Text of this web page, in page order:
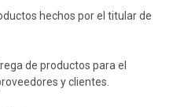
hechos por el titular de
de productos para el
y clientes.